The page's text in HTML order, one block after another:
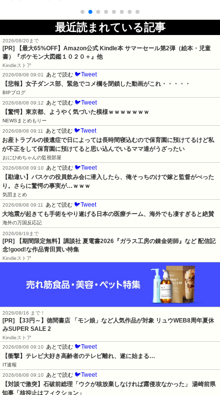
最近読まれている記事
2026/08/20まで
[PR]
【最大65%OFF】Amazon公式 Kindle本 サマーセール第2弾（絵本・児童
書）『ポケモン大図鑑１０２０＋』他
Kindleストア
2026/08/08 09:01
あとで読む 🐦Tweet
【悲報】女子ダンス部、緊急でコメ欄を閉鎖した動画がこれ・・・・・
BIPブログ
2026/08/08 09:12
あとで読む 🐦Tweet
【驚愕】東京都、ようやく気づいた模様ｗｗｗｗｗｗｗ
NEWSまとめもりー
2026/08/08 09:11
あとで読む 🐦Tweet
お産トラブルの後遺症で日によっては長時間寝込むので保育園に預けてるけど私
が不正をして保育園に預けてると思い込んでいるママ達がうざったい
おにひめちゃんの監視部屋
2026/08/08 09:10
あとで読む 🐦Tweet
【勘違い】バスケの役員飲み会に潜入したら、俺そっちのけで嫁と監督がべった
り。さらに驚愕の事実が…ｗｗｗ
気団まとめ
2026/08/08 09:11
あとで読む 🐦Tweet
大地震が起きても手術をやり遂げる日本の医療チーム、海外でも凄すぎると絶賛
海外の万国反応記
2026/08/19まで
[PR] 【期間限定無料】講談社 夏電書2026『ガラス工房の錬金術師』など 配信記
念!good!な作品青田買い特集
Kindleストア
2026/08/16 まで！
[PR]
【33円～】徳間書店 「モン娘」など人気作品が対象 リュウWEB8周年夏休
みSUPER SALE 2
Kindleストア
2026/08/08 09:10
あとで読む 🐦Tweet
【衝撃】テレビ大好き高齢者のテレビ離れ、遂に始まる…
IT速報
2026/08/08 09:10
あとで読む 🐦Tweet
【対談で激突】石破前総理「ウクが核放棄しなければ露侵攻なかった」 湯崎前県
知事「核抑止はフィクション」